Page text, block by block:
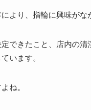
より、指輪に興味が
できたこと、店内の
います。
ね。